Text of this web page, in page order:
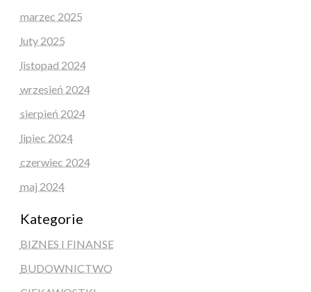
marzec 2025
luty 2025
listopad 2024
wrzesień 2024
sierpień 2024
lipiec 2024
czerwiec 2024
maj 2024
Kategorie
BIZNES I FINANSE
BUDOWNICTWO